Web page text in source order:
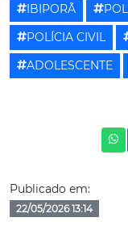
IBIPORÃ
POLÍCIA CIVIL
ADOLESCENTE
Publicado em:
22/05/2026 13:14